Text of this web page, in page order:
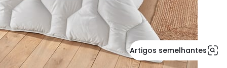
Artigos semelhantes